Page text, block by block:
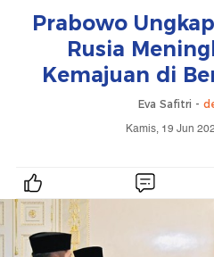
Prabowo
Rusia
Kemajuan di
Eva Safitri -
Kamis, 19 Jun